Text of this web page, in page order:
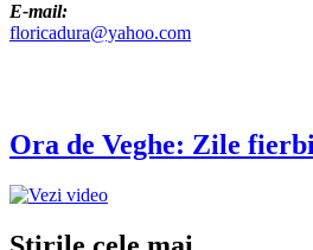
E-mail:
floricadura@yahoo.com
Ora de Veghe: Zile